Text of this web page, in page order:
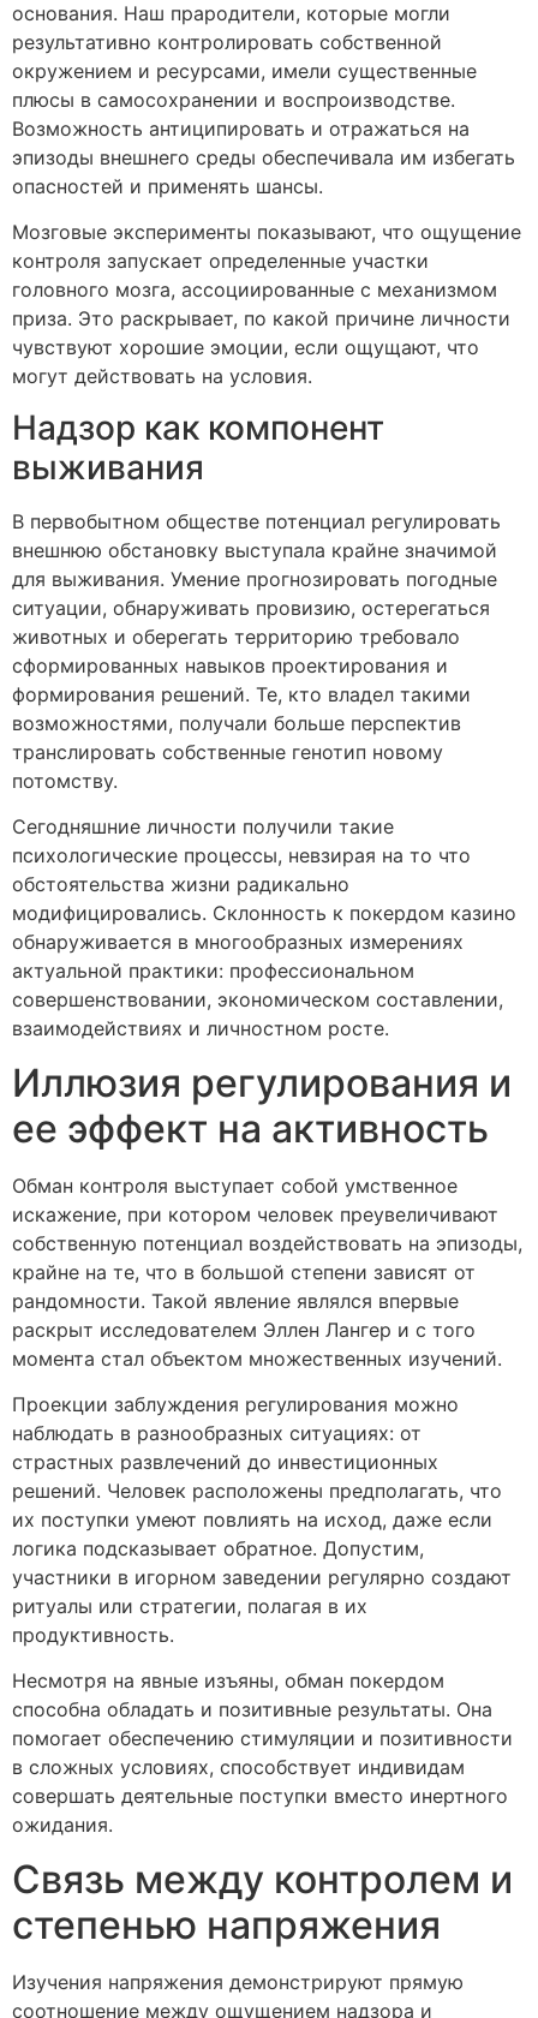
основания. Наш прародители, которые могли
результативно контролировать собственной
окружением и ресурсами, имели существенные
плюсы в самосохранении и воспроизводстве.
Возможность антиципировать и отражаться на
эпизоды внешнего среды обеспечивала им избегать
опасностей и применять шансы.
Мозговые эксперименты показывают, что ощущение
контроля запускает определенные участки
головного мозга, ассоциированные с механизмом
приза. Это раскрывает, по какой причине личности
чувствуют хорошие эмоции, если ощущают, что
могут действовать на условия.
Надзор как компонент
выживания
В первобытном обществе потенциал регулировать
внешнюю обстановку выступала крайне значимой
для выживания. Умение прогнозировать погодные
ситуации, обнаруживать провизию, остерегаться
животных и оберегать территорию требовало
сформированных навыков проектирования и
формирования решений. Те, кто владел такими
возможностями, получали больше перспектив
транслировать собственные генотип новому
потомству.
Сегодняшние личности получили такие
психологические процессы, невзирая на то что
обстоятельства жизни радикально
модифицировались. Склонность к покердом казино
обнаруживается в многообразных измерениях
актуальной практики: профессиональном
совершенствовании, экономическом составлении,
взаимодействиях и личностном росте.
Иллюзия регулирования и
ее эффект на активность
Обман контроля выступает собой умственное
искажение, при котором человек преувеличивают
собственную потенциал воздействовать на эпизоды,
крайне на те, что в большой степени зависят от
рандомности. Такой явление являлся впервые
раскрыт исследователем Эллен Лангер и с того
момента стал объектом множественных изучений.
Проекции заблуждения регулирования можно
наблюдать в разнообразных ситуациях: от
страстных развлечений до инвестиционных
решений. Человек расположены предполагать, что
их поступки умеют повлиять на исход, даже если
логика подсказывает обратное. Допустим,
участники в игорном заведении регулярно создают
ритуалы или стратегии, полагая в их
продуктивность.
Несмотря на явные изъяны, обман покердом
способна обладать и позитивные результаты. Она
помогает обеспечению стимуляции и позитивности
в сложных условиях, способствует индивидам
совершать деятельные поступки вместо инертного
ожидания.
Связь между контролем и
степенью напряжения
Изучения напряжения демонстрируют прямую
соотношение между ощущением надзора и